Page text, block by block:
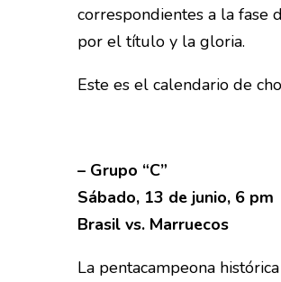
correspondientes a la fase
por el título y la gloria.
Este es el calendario de
– Grupo “C”
Sábado, 13 de junio, 6 pm
Brasil vs. Marruecos
La pentacampeona